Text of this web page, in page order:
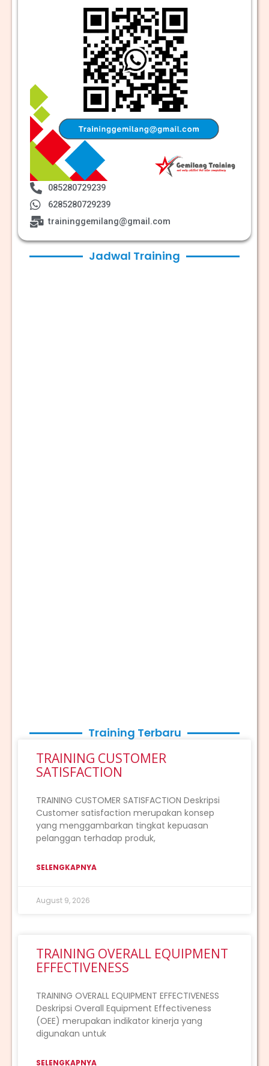
085280729239
6285280729239
traininggemilang@gmail.com
Jadwal Training
Training Terbaru
TRAINING CUSTOMER
SATISFACTION
TRAINING CUSTOMER SATISFACTION Deskripsi
Customer satisfaction merupakan konsep
yang menggambarkan tingkat kepuasan
pelanggan terhadap produk,
SELENGKAPNYA
August 9, 2026
TRAINING OVERALL EQUIPMENT
EFFECTIVENESS
TRAINING OVERALL EQUIPMENT EFFECTIVENESS
Deskripsi Overall Equipment Effectiveness
(OEE) merupakan indikator kinerja yang
digunakan untuk
SELENGKAPNYA